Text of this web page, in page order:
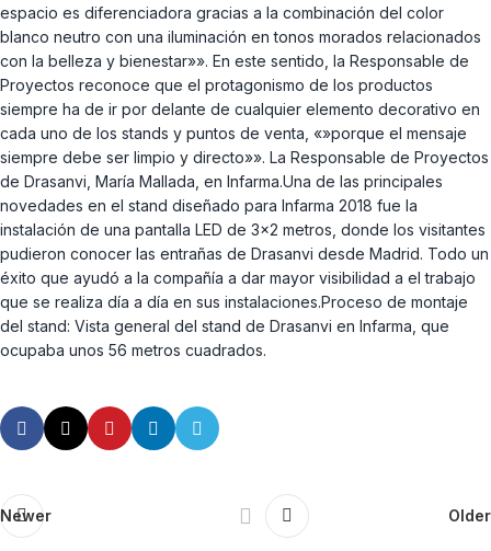
espacio es diferenciadora gracias a la combinación del color
blanco neutro con una iluminación en tonos morados relacionados
con la belleza y bienestar»». En este sentido, la Responsable de
Proyectos reconoce que el protagonismo de los productos
siempre ha de ir por delante de cualquier elemento decorativo en
cada uno de los stands y puntos de venta, «»porque el mensaje
siempre debe ser limpio y directo»». La Responsable de Proyectos
de Drasanvi, María Mallada, en Infarma.Una de las principales
novedades en el stand diseñado para Infarma 2018 fue la
instalación de una pantalla LED de 3×2 metros, donde los visitantes
pudieron conocer las entrañas de Drasanvi desde Madrid. Todo un
éxito que ayudó a la compañía a dar mayor visibilidad a el trabajo
que se realiza día a día en sus instalaciones.Proceso de montaje
del stand: Vista general del stand de Drasanvi en Infarma, que
ocupaba unos 56 metros cuadrados.
Newer Older